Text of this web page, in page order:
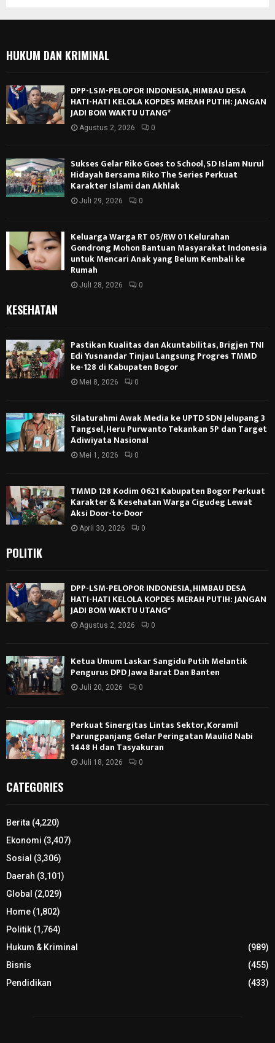
HUKUM DAN KRIMINAL
DPP-LSM-PELOPOR INDONESIA, HIMBAU DESA
HATI-HATI KELOLA KOPDES MERAH PUTIH: JANGAN
JADI BOM WAKTU UTANG*
Agustus 2, 2026 0
Sukses Gelar Riko Goes to School, SD Islam Nurul
Hidayah Bersama Riko The Series Perkuat
Karakter Islami dan Akhlak
Juli 29, 2026 0
Keluarga Warga RT 05/RW 01 Kelurahan
Gondrong Mohon Bantuan Masyarakat Indonesia
untuk Mencari Anak yang Belum Kembali ke
Rumah
Juli 28, 2026 0
KESEHATAN
Pastikan Kualitas dan Akuntabilitas, Brigjen TNI
Edi Yusnandar Tinjau Langsung Progres TMMD
ke-128 di Kabupaten Bogor
Mei 8, 2026 0
Silaturahmi Awak Media ke UPTD SDN Jelupang 3
Tangsel, Heru Purwanto Tekankan 5P dan Target
Adiwiyata Nasional
Mei 1, 2026 0
TMMD 128 Kodim 0621 Kabupaten Bogor Perkuat
Karakter & Kesehatan Warga Cigudeg Lewat
Aksi Door-to-Door
April 30, 2026 0
POLITIK
DPP-LSM-PELOPOR INDONESIA, HIMBAU DESA
HATI-HATI KELOLA KOPDES MERAH PUTIH: JANGAN
JADI BOM WAKTU UTANG*
Agustus 2, 2026 0
Ketua Umum Laskar Sangidu Putih Melantik
Pengurus DPD Jawa Barat Dan Banten
Juli 20, 2026 0
Perkuat Sinergitas Lintas Sektor, Koramil
Parungpanjang Gelar Peringatan Maulid Nabi
1448 H dan Tasyakuran
Juli 18, 2026 0
CATEGORIES
Berita (4,220)
Ekonomi (3,407)
Sosial (3,306)
Daerah (3,101)
Global (2,029)
Home (1,802)
Politik(1,764)
Hukum & Kriminal
(989)
Bisnis
(455)
Pendidikan
(433)